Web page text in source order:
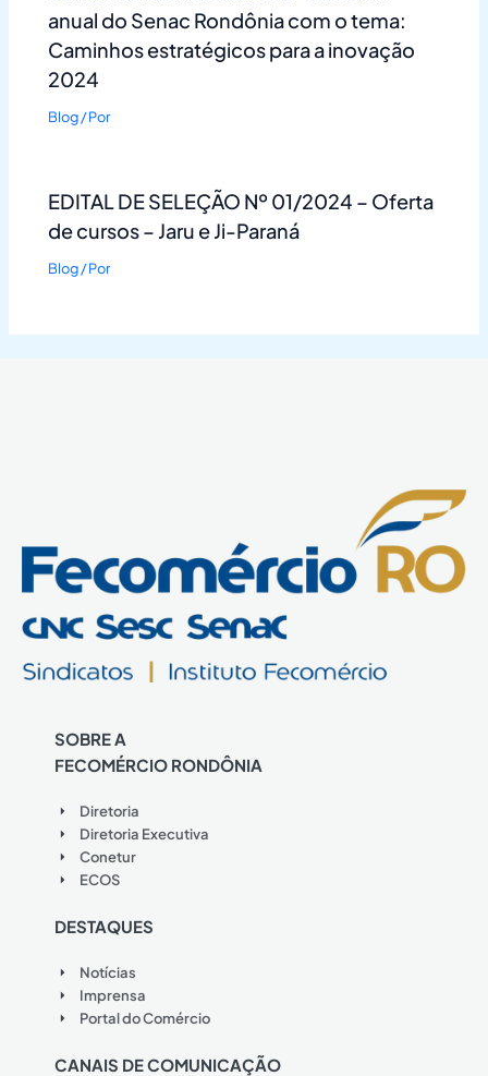
anual do Senac Rondônia com o tema:
Caminhos estratégicos para a inovação
2024
Blog/ Por
EDITAL DE SELEÇÃO Nº 01/2024 – Oferta
de cursos – Jaru e Ji-Paraná
Blog/ Por
SOBRE A
FECOMÉRCIO RONDÔNIA
Diretoria
Diretoria Executiva
Conetur
ECOS
DESTAQUES
Notícias
Imprensa
Portal do Comércio
CANAIS DE COMUNICAÇÃO